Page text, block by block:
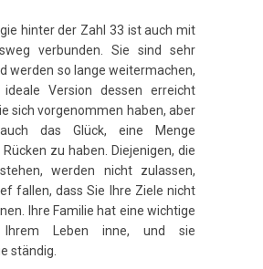
hinter der Zahl 33 ist auch mit
verbunden. Sie sind sehr
werden so lange weitermachen,
Version dessen erreicht
sich vorgenommen haben, aber
das Glück, eine Menge
zu haben. Diejenigen, die
werden nicht zulassen,
fallen, dass Sie Ihre Ziele nicht
Ihre Familie hat eine wichtige
Leben inne, und sie
ständig.